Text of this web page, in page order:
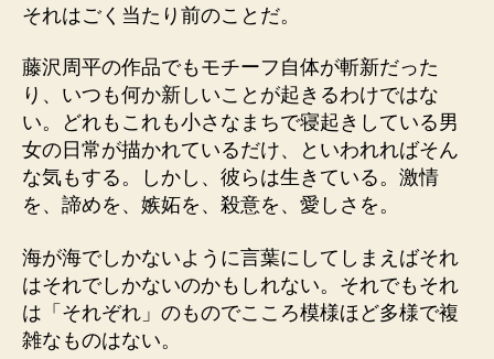
それはごく当たり前のことだ。
藤沢周平の作品でもモチーフ自体が斬新だった
り、いつも何か新しいことが起きるわけではな
い。どれもこれも小さなまちで寝起きしている男
女の日常が描かれているだけ、といわれればそん
な気もする。しかし、彼らは生きている。激情
を、諦めを、嫉妬を、殺意を、愛しさを。
海が海でしかないように言葉にしてしまえばそれ
はそれでしかないのかもしれない。それでもそれ
は「それぞれ」のものでこころ模様ほど多様で複
雑なものはない。